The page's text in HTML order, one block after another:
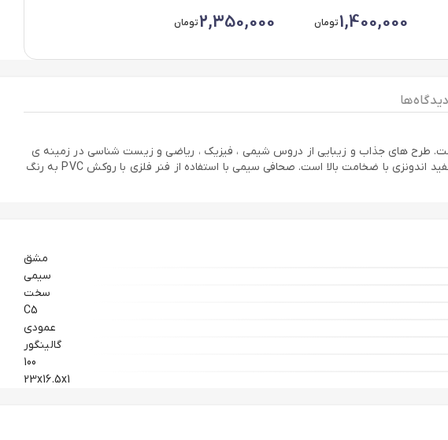
1,400,000تومان 2,350,000تومان
دیدگاه ها
با روکش سلفون براق است. طرح های جذاب و زیبایی از دروس شیمی ، فیزیک ، ریاضی و زیست شناسی در زمینه ی
رنگ مشکی با خط کشی مشکی مجموعه مدل علوم را به انتخابی جذاب و پرطرفدار بدل کرده است. کاغذ ها از جنس کاغذ تحریر سفید اندونزی با ضخامت بالا است. صحافی سیمی با استفاده از فنر فلزی با روکش PVC به رنگ
مشق
سیمی
سخت
C5
عمودی
گالینگور
100
23x16.5x1